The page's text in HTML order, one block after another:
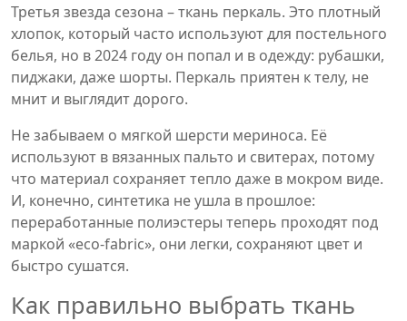
Третья звезда сезона – ткань перкаль. Это плотный
хлопок, который часто используют для постельного
белья, но в 2024 году он попал и в одежду: рубашки,
пиджаки, даже шорты. Перкаль приятен к телу, не
мнит и выглядит дорого.
Не забываем о мягкой шерсти мериноса. Её
используют в вязанных пальто и свитерах, потому
что материал сохраняет тепло даже в мокром виде.
И, конечно, синтетика не ушла в прошлое:
переработанные полиэстеры теперь проходят под
маркой «eco‑fabric», они легки, сохраняют цвет и
быстро сушатся.
Как правильно выбрать ткань